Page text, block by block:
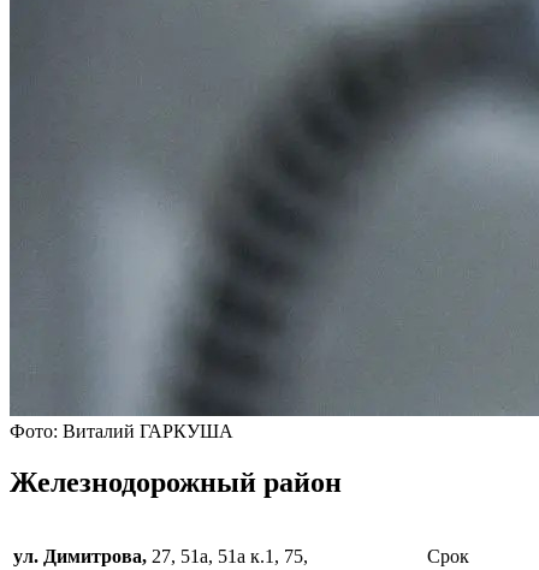
Фото: Виталий ГАРКУША
Железнодорожный район
ул. Димитрова, 27, 51а, 51а к.1, 75,
Срок